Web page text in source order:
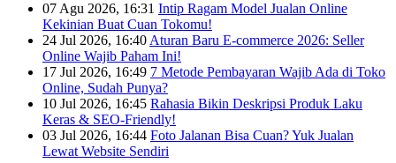
07 Agu 2026, 16:31 Intip Ragam Model Jualan Online
Kekinian Buat Cuan Tokomu!
24 Jul 2026, 16:40 Aturan Baru E-commerce 2026: Seller
Online Wajib Paham Ini!
17 Jul 2026, 16:49 7 Metode Pembayaran Wajib Ada di Toko
Online, Sudah Punya?
10 Jul 2026, 16:45 Rahasia Bikin Deskripsi Produk Laku
Keras & SEO-Friendly!
03 Jul 2026, 16:44 Foto Jalanan Bisa Cuan? Yuk Jualan
Lewat Website Sendiri